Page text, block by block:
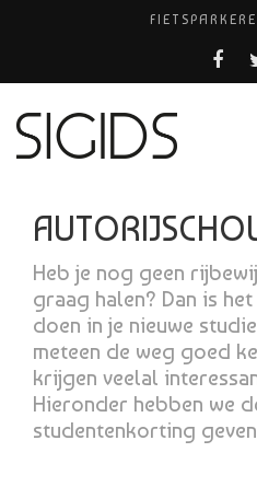
PIZZERIA
COCKTAILS
Heb je nog geen
graag halen? Dan is
doen in je nieuwe
meteen de weg goed
krijgen veelal
Hieronder hebben we
studentenkorting